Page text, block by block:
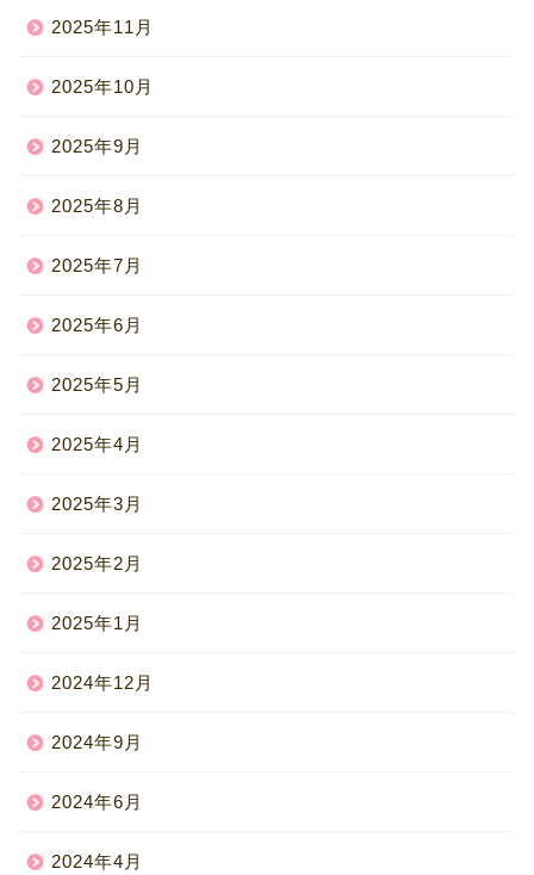
2025年11月
2025年10月
2025年9月
2025年8月
2025年7月
2025年6月
2025年5月
2025年4月
2025年3月
2025年2月
2025年1月
2024年12月
2024年9月
2024年6月
2024年4月